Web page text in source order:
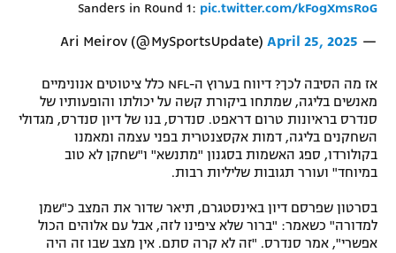
Sanders in Round 1: pic.twitter.com/kFogXmsRoG
— Ari Meirov (@MySportsUpdate)
April 25, 2025
אז מה הסיבה לכך? דיווח בערוץ ה-NFL כלל ציטוטים אנונימיים
מאנשים בליגה, שמתחו ביקורת קשה על יכולתו והופעותיו של
סנדרס בראיונות טרום דראפט. סנדרס, בנו של דיון סנדרס, מגדולי
השחקנים בליגה, דמות אקסצנטרית בפני עצמה ומאמנו
בקולורדו, ספג האשמות בסגנון "מתנשא" ו"שחקן לא טוב
במיוחד" ועורר תגובות שליליות רבות.
בסרטון שפרסם דיון באינסטגרם, תיאר שדור את המצב כ"שמן
למדורה" כשאמר: "ברור שלא ציפינו לזה, אבל עם אלוהים הכול
אפשרי", אמר סנדרס. "זה לא קרה סתם. אין מצב שבו זה היה